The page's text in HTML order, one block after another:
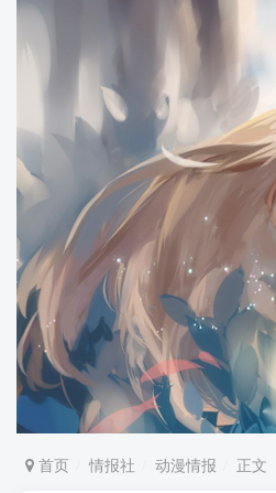
首页 情报社 动漫情报 正文